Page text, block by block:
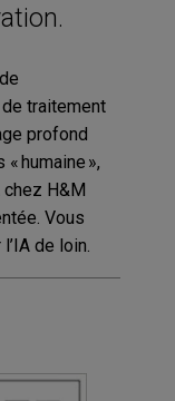
traitement
profond
humaine »,
chez H&M
Vous
de loin.